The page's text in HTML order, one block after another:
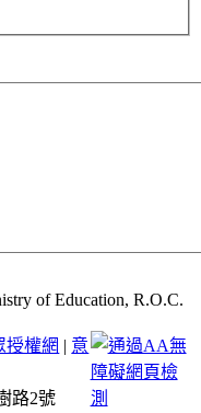
of Education, R.O.C.
授權網 | 意
路2號